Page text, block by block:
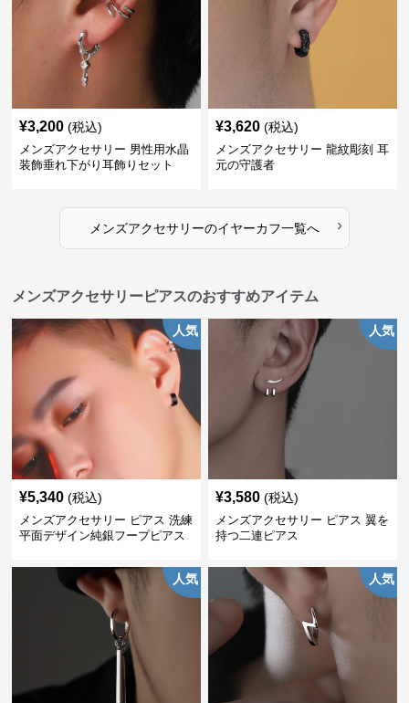
¥3,200 (税込)
メンズアクセサリー 男性用水晶
装飾垂れ下がり耳飾りセット
¥3,620 (税込)
メンズアクセサリー 龍紋彫刻 耳
元の守護者
メンズアクセサリーのイヤーカフ一覧へ ›
メンズアクセサリーピアスのおすすめアイテム
人気
¥5,340 (税込)
メンズアクセサリー ピアス 洗練
平面デザイン純銀フープピアス
人気
¥3,580 (税込)
メンズアクセサリー ピアス 翼を
持つ二連ピアス
人気 人気